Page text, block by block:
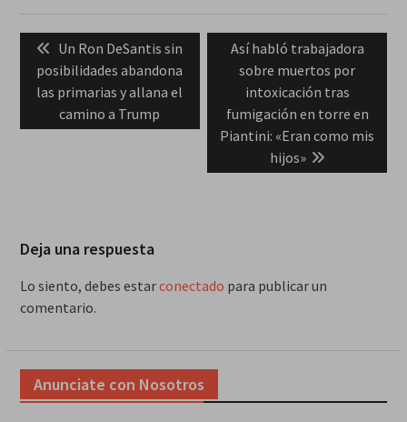
Navegación
de
entradas
Previous
post:
Un Ron DeSantis sin
posibilidades abandona
las primarias y allana el
camino a Trump
Next
post:
Así habló trabajadora
sobre muertos por
intoxicación tras
fumigación en torre en
Piantini: «Eran como mis
hijos»
Deja una respuesta
Lo siento, debes estarconectado para publicar un
comentario.
Anunciate con Nosotros